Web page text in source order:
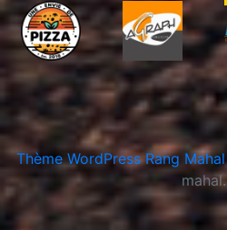
Thème WordPress Rang Mahal
mahal.